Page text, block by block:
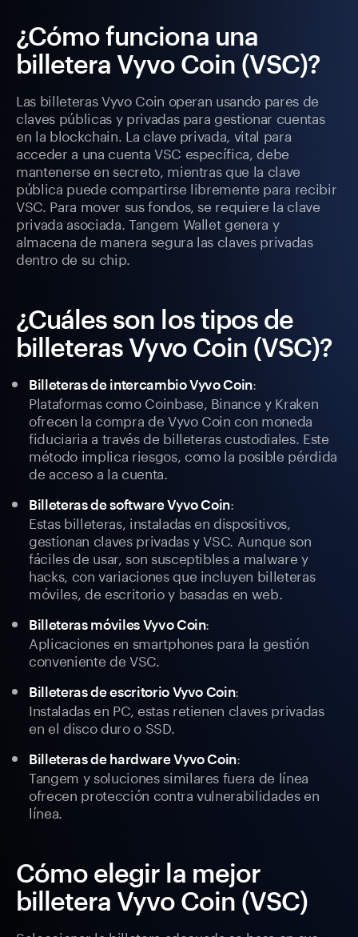
¿Cómo funciona una
billetera Vyvo Coin (VSC)?
Las billeteras Vyvo Coin operan usando pares de
claves públicas y privadas para gestionar cuentas
en la blockchain. La clave privada, vital para
acceder a una cuenta VSC específica, debe
mantenerse en secreto, mientras que la clave
pública puede compartirse libremente para recibir
VSC. Para mover sus fondos, se requiere la clave
privada asociada. Tangem Wallet genera y
almacena de manera segura las claves privadas
dentro de su chip.
¿Cuáles son los tipos de
billeteras Vyvo Coin (VSC)?
Billeteras de intercambio Vyvo Coin:
Plataformas como Coinbase, Binance y Kraken
ofrecen la compra de Vyvo Coin con moneda
fiduciaria a través de billeteras custodiales. Este
método implica riesgos, como la posible pérdida
de acceso a la cuenta.
Billeteras de software Vyvo Coin:
Estas billeteras, instaladas en dispositivos,
gestionan claves privadas y VSC. Aunque son
fáciles de usar, son susceptibles a malware y
hacks, con variaciones que incluyen billeteras
móviles, de escritorio y basadas en web.
Billeteras móviles Vyvo Coin:
Aplicaciones en smartphones para la gestión
conveniente de VSC.
Billeteras de escritorio Vyvo Coin:
Instaladas en PC, estas retienen claves privadas
en el disco duro o SSD.
Billeteras de hardware Vyvo Coin:
Tangem y soluciones similares fuera de línea
ofrecen protección contra vulnerabilidades en
línea.
Cómo elegir la mejor
billetera Vyvo Coin (VSC)